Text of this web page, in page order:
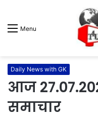
Menu
Daily News with GK
आज
समाचार